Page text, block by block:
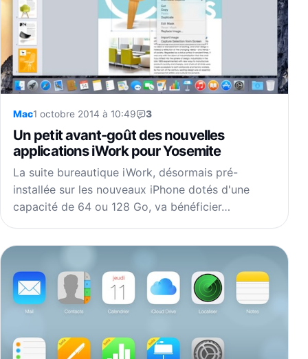
Mac1 octobre 2014 à 10:49 3
Un petit avant-goût des nouvelles
applications iWork pour Yosemite
La suite bureautique iWork, désormais pré-
installée sur les nouveaux iPhone dotés d'une
capacité de 64 ou 128 Go, va bénéficier…